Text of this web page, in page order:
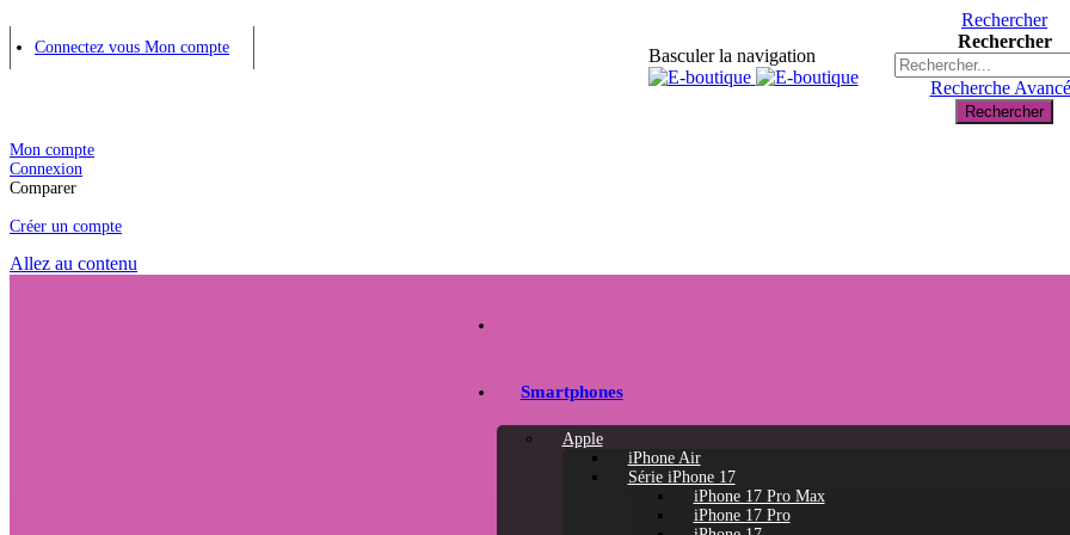
Connectez vous Mon compte Basculer la navigation
Rechercher
Rechercher
Recherche
Rechercher
Mon compte
Connexion
Comparer
Créer un compte
Allez au contenu
Smartphones
Apple
iPhone Air
Série iPhone 17
iPhone 17 Pro Max
iPhone 17 Pro